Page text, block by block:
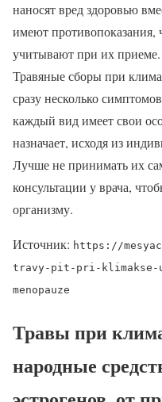
наносят вред здоровью
имеют
учитывают при их приеме.
Травяные сборы при
сразу несколько
каждый вид имеет свои
назначает, исходя из
Лучше не принимать их
консультации у врача,
организму.
Источник: https://
travy-pit-pri-klimakse-
menopauze
Травы при
народные